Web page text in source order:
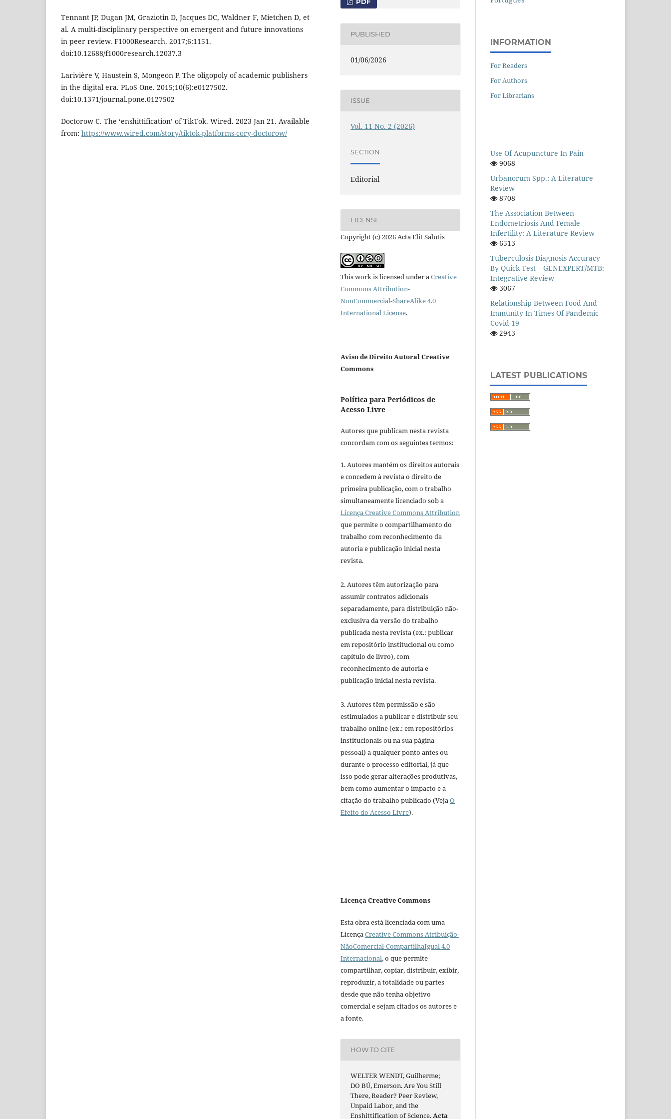
Tennant JP, Dugan JM, Graziotin D, Jacques DC, Waldner F, Mietchen D, et
al. A multi-disciplinary perspective on emergent and future innovations
in peer review. F1000Research. 2017;6:1151.
doi:10.12688/f1000research.12037.3
Larivière V, Haustein S, Mongeon P. The oligopoly of academic publishers
in the digital era. PLoS One. 2015;10(6):e0127502.
doi:10.1371/journal.pone.0127502
Doctorow C. The ‘enshittification’ of TikTok. Wired. 2023 Jan 21. Available
from: https://www.wired.com/story/tiktok-platforms-cory-doctorow/
PUBLISHED
01/06/2026
ISSUE
Vol. 11 No. 2 (2026)
SECTION
Editorial
LICENSE
Copyright (c) 2026 Acta Elit Salutis
This work is licensed under aCreative
Commons Attribution-
NonCommercial-ShareAlike 4.0
International License.
Aviso de Direito Autoral Creative
Commons
Política para Periódicos de
Acesso Livre
Autores que publicam nesta revista
concordam com os seguintes termos:
1. Autores mantém os direitos autorais
e concedem à revista o direito de
primeira publicação, com o trabalho
simultaneamente licenciado sob a
Licença Creative Commons Attribution
que permite o compartilhamento do
trabalho com reconhecimento da
autoria e publicação inicial nesta
revista.
2. Autores têm autorização para
assumir contratos adicionais
separadamente, para distribuição não-
exclusiva da versão do trabalho
publicada nesta revista (ex.: publicar
em repositório institucional ou como
capítulo de livro), com
reconhecimento de autoria e
publicação inicial nesta revista.
3. Autores têm permissão e são
estimulados a publicar e distribuir seu
trabalho online (ex.: em repositórios
institucionais ou na sua página
pessoal) a qualquer ponto antes ou
durante o processo editorial, já que
isso pode gerar alterações produtivas,
bem como aumentar o impacto e a
citação do trabalho publicado (VejaO
Efeito do Acesso Livre).
Licença Creative Commons
Esta obra está licenciada com uma
LicençaCreative Commons Atribuição-
NãoComercial-CompartilhaIgual 4.0
Internacional, o que permite
compartilhar, copiar, distribuir, exibir,
reproduzir, a totalidade ou partes
desde que não tenha objetivo
comercial e sejam citados os autores e
a fonte.
HOW TO CITE
WELTER WENDT, Guilherme;
DO BÚ, Emerson. Are You Still
There, Reader? Peer Review,
Unpaid Labor, and the
Enshittification of Science.Acta
INFORMATION
For Readers
For Authors
For Librarians
Use Of Acupuncture In Pain
9068
Urbanorum Spp.: A Literature
Review
8708
The Association Between
Endometriosis And Female
Infertility: A Literature Review
6513
Tuberculosis Diagnosis Accuracy
By Quick Test – GENEXPERT/MTB:
Integrative Review
3067
Relationship Between Food And
Immunity In Times Of Pandemic
Covid-19
2943
LATEST PUBLICATIONS